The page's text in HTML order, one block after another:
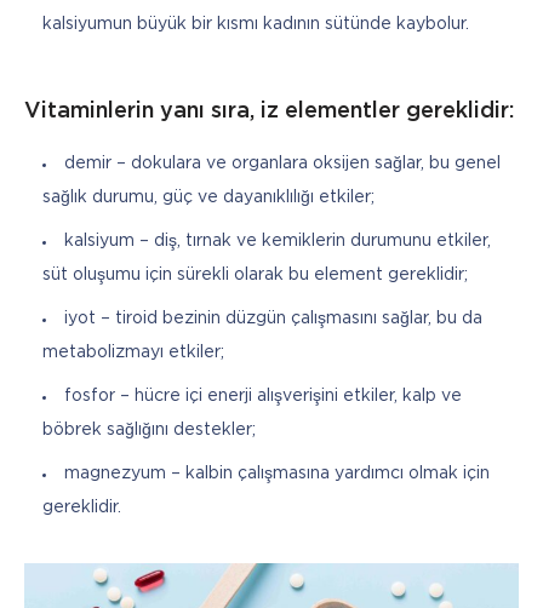
kalsiyumun büyük bir kısmı kadının sütünde kaybolur.
Vitaminlerin yanı sıra, iz elementler gereklidir:
demir – dokulara ve organlara oksijen sağlar, bu genel
sağlık durumu, güç ve dayanıklılığı etkiler;
kalsiyum – diş, tırnak ve kemiklerin durumunu etkiler,
süt oluşumu için sürekli olarak bu element gereklidir;
iyot – tiroid bezinin düzgün çalışmasını sağlar, bu da
metabolizmayı etkiler;
fosfor – hücre içi enerji alışverişini etkiler, kalp ve
böbrek sağlığını destekler;
magnezyum – kalbin çalışmasına yardımcı olmak için
gereklidir.